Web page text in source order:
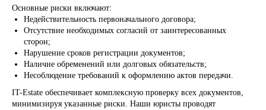
Основные риски включают:
Недействительность первоначального договора;
Отсутствие необходимых согласий от заинтересованных
сторон;
Нарушение сроков регистрации документов;
Наличие обременений или долговых обязательств;
Несоблюдение требований к оформлению актов передачи.
IT-Estate обеспечивает комплексную проверку всех документов,
минимизируя указанные риски. Наши юристы проводят